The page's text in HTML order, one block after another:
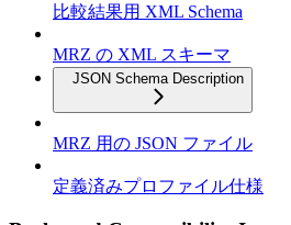
比較結果用 XML Schema
MRZ の XML スキーマ
JSON Schema Description
MRZ 用の JSON ファイル
定義済みプロファイル仕様